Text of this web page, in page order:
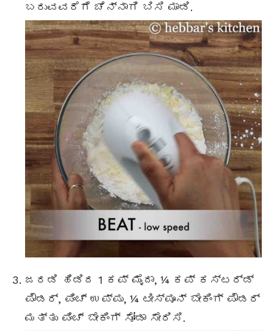
ಬರುವವರೆಗೆ ಚೆನ್ನಾಗಿ ಬಿಸಿ ಮಾಡಿ.
ಜರಡಿ ಹಿಡಿದ 1 ಕಪ್ ಮೈದಾ, ¼ ಕಪ್ ಕಸ್ಟರ್ಡ್
ಪೌಡರ್, ಪಿಂಚ್ ಉಪ್ಪು, ¼ ಟೀಸ್ಪೂನ್ ಬೇಕಿಂಗ್ ಪೌಡರ್
ಮತ್ತು ಪಿಂಚ್ ಬೇಕಿಂಗ್ ಸೋಡಾ ಸೇರಿಸಿ.